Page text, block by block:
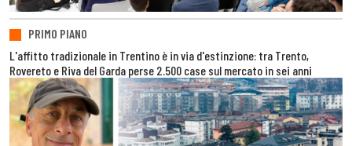
PRIMO PIANO
L'affitto tradizionale in Trentino è in via d'estinzione: tra Trento,
Rovereto e Riva del Garda perse 2.500 case sul mercato in sei anni